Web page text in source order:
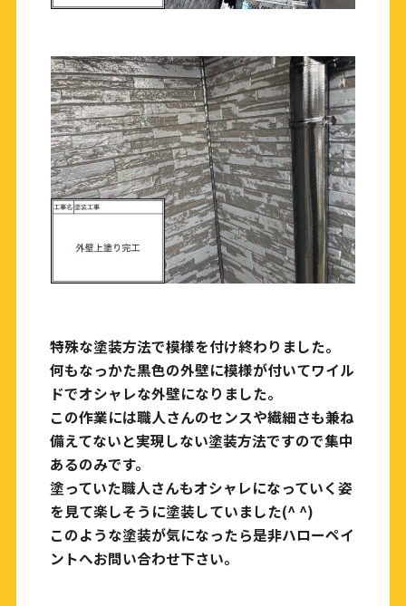
特殊な塗装方法で模様を付け終わりました。
何もなっかた黒色の外壁に模様が付いてワイル
ドでオシャレな外壁になりました。
この作業には職人さんのセンスや繊細さも兼ね
備えてないと実現しない塗装方法ですので集中
あるのみです。
塗っていた職人さんもオシャレになっていく姿
を見て楽しそうに塗装していました(^ ^)
このような塗装が気になったら是非ハローペイ
ントへお問い合わせ下さい。